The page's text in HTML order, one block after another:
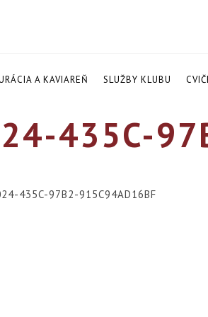
A KAVIAREŇ SLUŽBY KLUBU
435C-
435C-97B2-915C94AD16BF